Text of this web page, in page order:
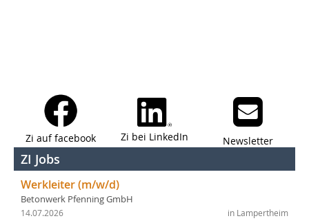
Zi auf facebook Zi bei LinkedIn Newsletter
ZI Jobs
Werkleiter (m/w/d)
Betonwerk Pfenning GmbH
in Lampertheim
14.07.2026